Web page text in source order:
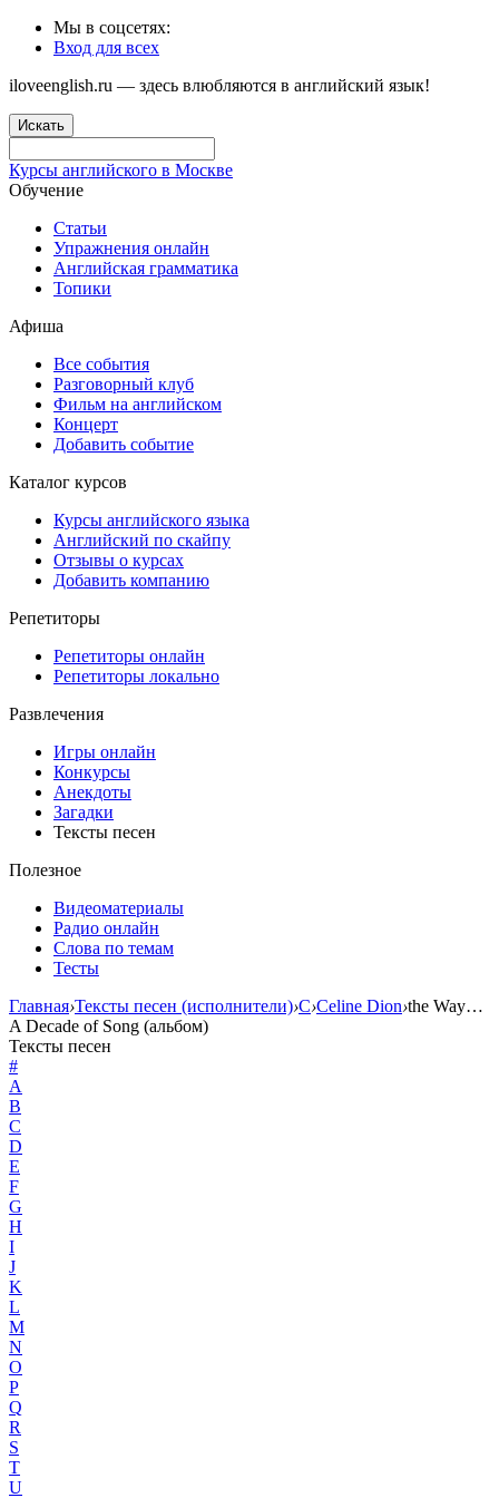
Мы в соцсетях:
Вход для всех
iloveenglish.ru — здесь влюбляются в английский язык!
Искать
Курсы английского в Москве
Обучение
Статьи
Упражнения онлайн
Английская грамматика
Топики
Афиша
Все события
Разговорный клуб
Фильм на английском
Концерт
Добавить событие
Каталог курсов
Курсы английского языка
Английский по скайпу
Отзывы о курсах
Добавить компанию
Репетиторы
Репетиторы онлайн
Репетиторы локально
Развлечения
Игры онлайн
Конкурсы
Анекдоты
Загадки
Тексты песен
Полезное
Видеоматериалы
Радио онлайн
Слова по темам
Тесты
Главная›Тексты песен (исполнители)›C›Celine Dion›the Way…
A Decade of Song (альбом)
Тексты песен
#
A
B
C
D
E
F
G
H
I
J
K
L
M
N
O
P
Q
R
S
T
U